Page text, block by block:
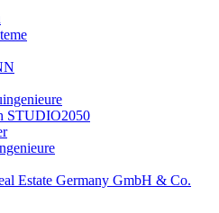
STUDIO2050
Estate Germany GmbH & Co.